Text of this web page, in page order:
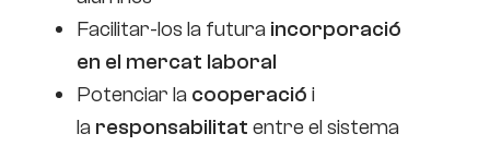
Facilitar-los la futura incorporació
en el mercat laboral
Potenciar la cooperació i
la responsabilitat entre el sistema